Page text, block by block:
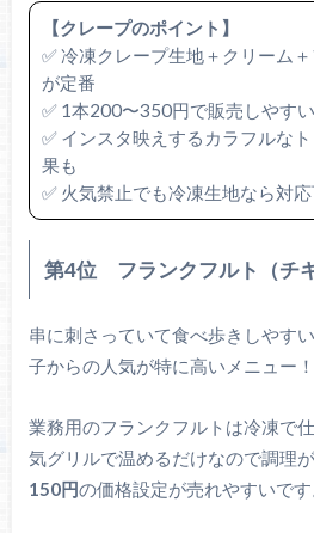
【クレープのポイント】
✅ 冷凍クレープ生地＋クリーム
が定番
✅ 1本200〜350円で販売しやすい
✅ インスタ映えするカラフルな
果も
✅ 火気禁止でも冷凍生地なら対
第4位 フランクフルト（チキ
串に刺さっていて食べ歩きしやすい
子からの人気が特に高いメニュー！
業務用のフランクフルトは冷凍で
気グリルで温めるだけなので調理が
150円の価格設定が売れやすいです